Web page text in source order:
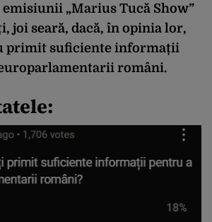
„Marius Tucă Show”
joi seară, dacă, în opinia lor,
primit suficiente informații
români.